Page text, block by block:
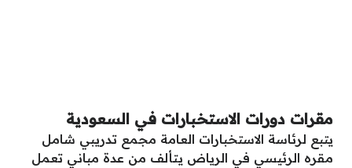
مقرات دورات الاستخبارات في السعودية
يتبع لرئاسة الاستخبارات العامة مجمع تدريبي شامل
مقره الرئيسي في الرياض يتألف من عدة مباني تعمل